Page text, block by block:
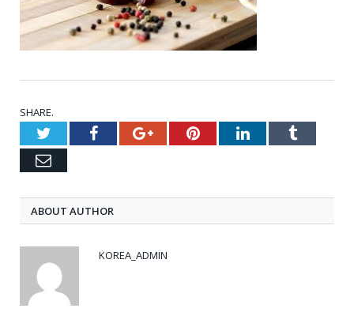
SHARE.
TwitterFacebookGoogle+PinterestLinkedInTumblr
Email
ABOUT AUTHOR
KOREA_ADMIN